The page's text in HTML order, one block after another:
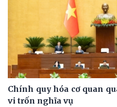
Chính quy hóa cơ quan
vi trốn nghĩa vụ